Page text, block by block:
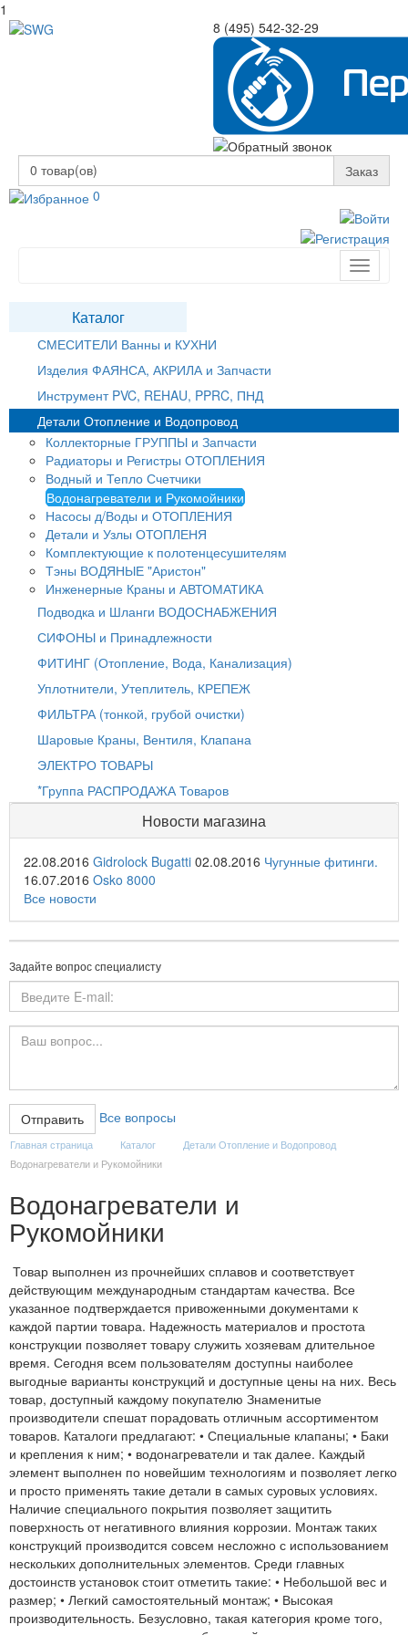
1
8 (495) 542-32-29
0 товар(ов)
Заказ
0
Toggle
Каталог
СМЕСИТЕЛИ Ванны и КУХНИ
Изделия ФАЯНСА, АКРИЛА и Запчасти
Инструмент PVC, REHAU, PPRC, ПНД
Детали Отопление и Водопровод
Коллекторные ГРУППЫ и Запчасти
Радиаторы и Регистры ОТОПЛЕНИЯ
Водный и Тепло Счетчики
Водонагреватели и Рукомойники
Насосы д/Воды и ОТОПЛЕНИЯ
Детали и Узлы ОТОПЛЕНЯ
Комплектующие к полотенцесушителям
Тэны ВОДЯНЫЕ "Аристон"
Инженерные Краны и АВТОМАТИКА
Подводка и Шланги ВОДОСНАБЖЕНИЯ
СИФОНЫ и Принадлежности
ФИТИНГ (Отопление, Вода, Канализация)
Уплотнители, Утеплитель, КРЕПЕЖ
ФИЛЬТРА (тонкой, грубой очистки)
Шаровые Краны, Вентиля, Клапана
ЭЛЕКТРО ТОВАРЫ
*Группа РАСПРОДАЖА Товаров
Новости магазина
22.08.2016 Gidrolock Bugatti 02.08.2016 Чугунные фитинги.
16.07.2016 Osko 8000
Все новости
Задайте вопрос специалисту
Все вопросы
Главная страница Каталог
Детали Отопление и Водопровод
Водонагреватели и Рукомойники
Водонагреватели и
Рукомойники
Товар выполнен из прочнейших сплавов и соответствует
действующим международным стандартам качества. Все
указанное подтверждается привоженными документами к
каждой партии товара. Надежность материалов и простота
конструкции позволяет товару служить хозяевам длительное
время. Сегодня всем пользователям доступны наиболее
выгодные варианты конструкций и доступные цены на них. Весь
товар, доступный каждому покупателю Знаменитые
производители спешат порадовать отличным ассортиментом
товаров. Каталоги предлагают: • Специальные клапаны; • Баки
и крепления к ним; • водонагреватели и так далее. Каждый
элемент выполнен по новейшим технологиям и позволяет легко
и просто применять такие детали в самых суровых условиях.
Наличие специального покрытия позволяет защитить
поверхность от негативного влияния коррозии. Монтаж таких
конструкций производится совсем несложно с использованием
нескольких дополнительных элементов. Среди главных
достоинств установок стоит отметить такие: • Небольшой вес и
размер; • Легкий самостоятельный монтаж; • Высокая
производительность. Безусловно, такая категория кроме того,